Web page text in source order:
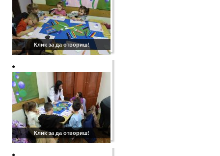
Клик за да отвориш!
Клик за да отвориш!